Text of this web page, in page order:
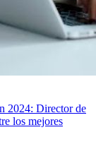
2024: Director de
los mejores